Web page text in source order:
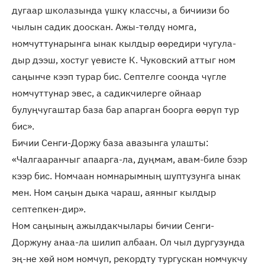
дугаар школазында үшкү классчы, а бичиизи бо
чылын садик дооскан. Ажы-төлдү номга,
номчуттунарынга ынак кылдыр өөредири чугула-
дыр дээш, хостуг үевисте К. Чуковский аттыг ном
саңынче кээп турар бис. Септелге соонда чүгле
номчуттунар эвес, а садикчилерге ойнаар
булуңчугаштар база бар апарган боорга өөрүп тур
бис».
Бичии Сенги-Доржу база авазынга улашты:
«Чалгааранчыг апаарга-ла, дуңмам, авам-биле бээр
кээр бис. Номчаан номнарымның шуптузунга ынак
мен. Ном саңын дыка чараш, аянныг кылдыр
септепкен-дир».
Ном саңының ажылдакчылары бичии Сенги-
Доржуну анаа-ла шилип албаан. Ол чыл дургузунда
эң-не хөй ном номчуп, рекордту тургускан номчукчу